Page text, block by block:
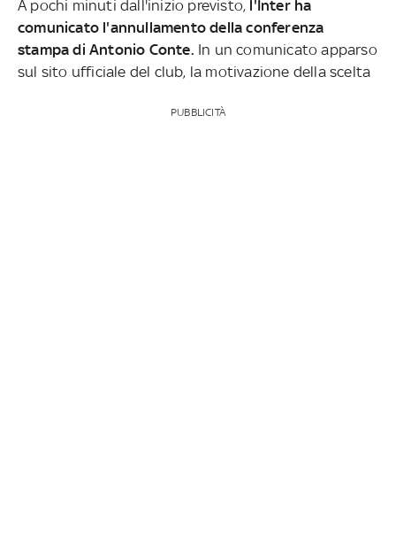
A pochi minuti dall'inizio previsto, l'Inter ha
comunicato l'annullamento della conferenza
stampa di Antonio Conte. In un comunicato apparso
sul sito ufficiale del club, la motivazione della scelta
PUBBLICITÀ